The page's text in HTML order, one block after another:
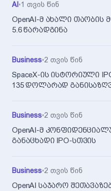
AI •1 თვის წინ
OpenAI-მ ახალი თაობის
5.6 წარადგინა
Business•2 თვის წინ
SpaceX-ის ისტორიული
135 დოლარად
Business•2 თვის წინ
OpenAI-მ
განაცხადი IPO-სთვის
Business•2 თვის წინ
OpenAI საჯარო